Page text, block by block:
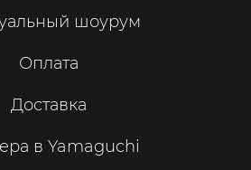
шоурум
Оплата
Доставка
в Yamaguchi